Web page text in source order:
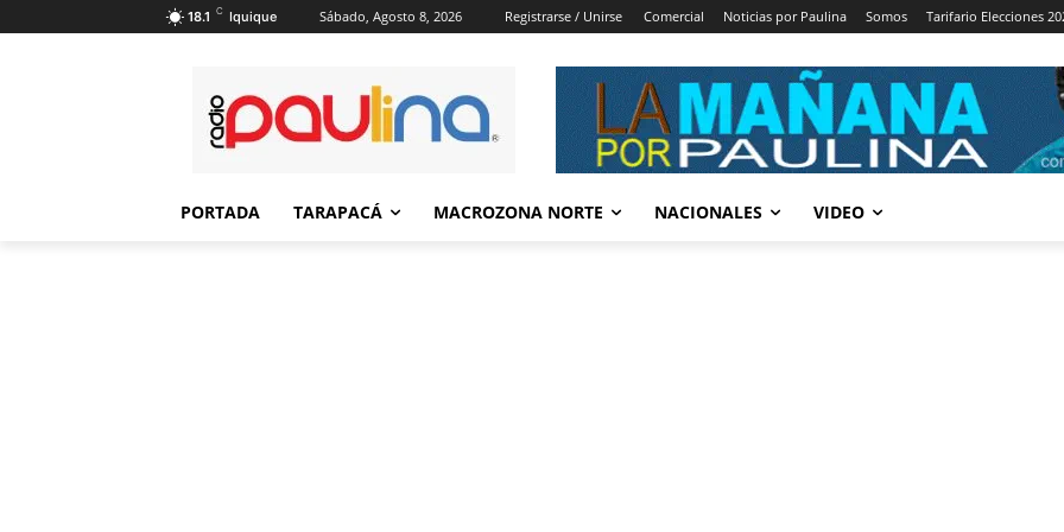
18.1 C Iquique Sábado, Agosto 8, 2026 Registrarse / Unirse Comercial Noticias por Paulina Somos Tarifario Elecciones
PORTADA TARAPACÁ MACROZONA NORTE NACIONALES VIDEO